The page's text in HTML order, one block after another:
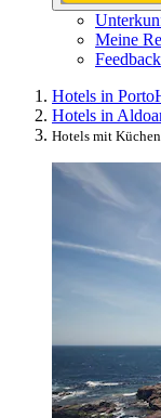
Meine
Feedback
Hotels in Porto
Hotels in
Hotels mit